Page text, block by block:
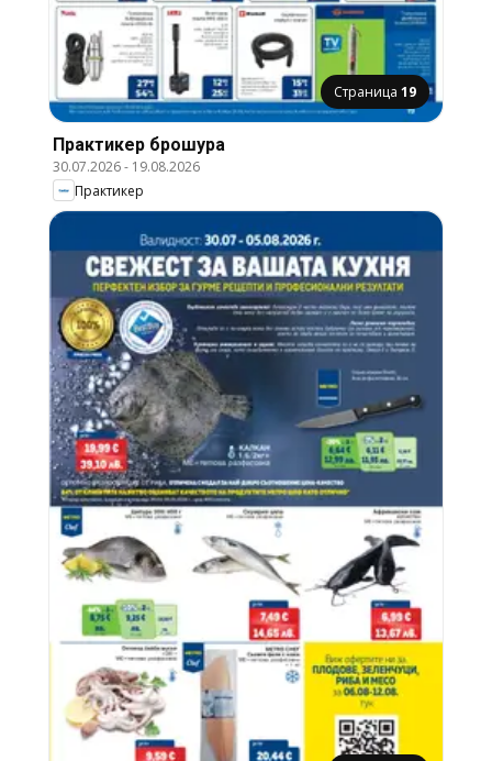
Страница 19
Практикер брошура
30.07.2026- 19.08.2026
Практикер